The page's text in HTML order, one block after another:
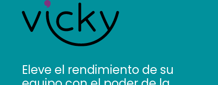
Eleve el rendimiento de su